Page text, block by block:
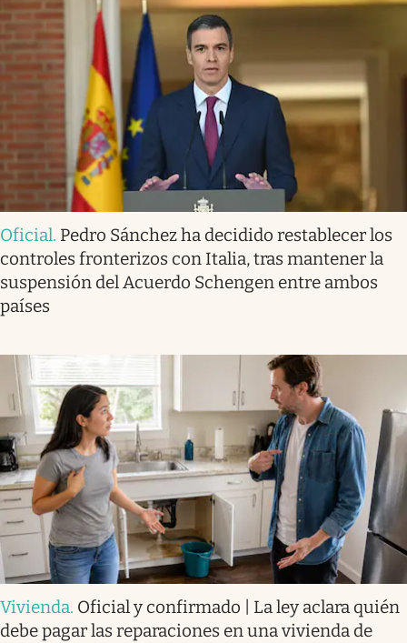
Oficial. Pedro Sánchez ha decidido restablecer los
controles fronterizos con Italia, tras mantener la
suspensión del Acuerdo Schengen entre ambos
países
Vivienda. Oficial y confirmado | La ley aclara quién
debe pagar las reparaciones en una vivienda de